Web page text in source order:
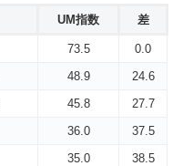
UM指数 差
73.5
0.0
48.9
24.6
45.8
27.7
36.0
37.5
35.0
38.5